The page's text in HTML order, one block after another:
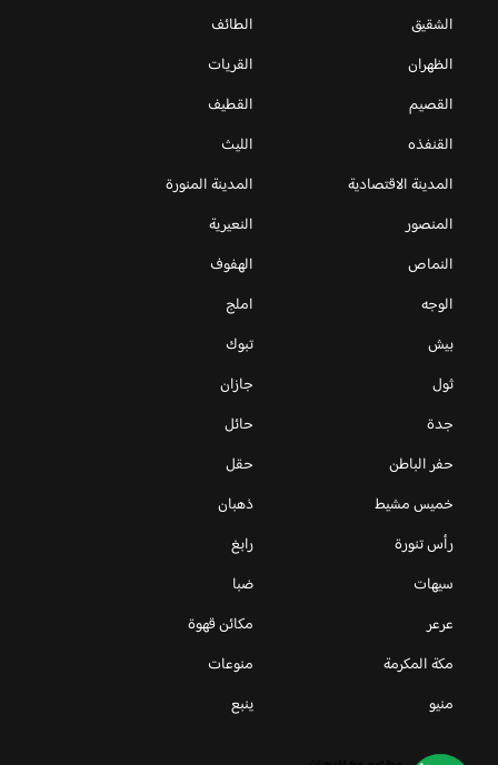
الشقيق
الطائف
الظهران
القريات
القصيم
القطيف
القنفذه
الليث
المدينة الاقتصادية
المدينة المنورة
المنصور
النعيرية
النماص
الهفوف
الوجه
املج
بيش
تبوك
ثول
جازان
جدة
حائل
حفر الباطن
حقل
خميس مشيط
ذهبان
رأس تنورة
رابغ
سيهات
ضبا
عرعر
مكائن قهوة
مكة المكرمة
منوعات
منيو
ينبع